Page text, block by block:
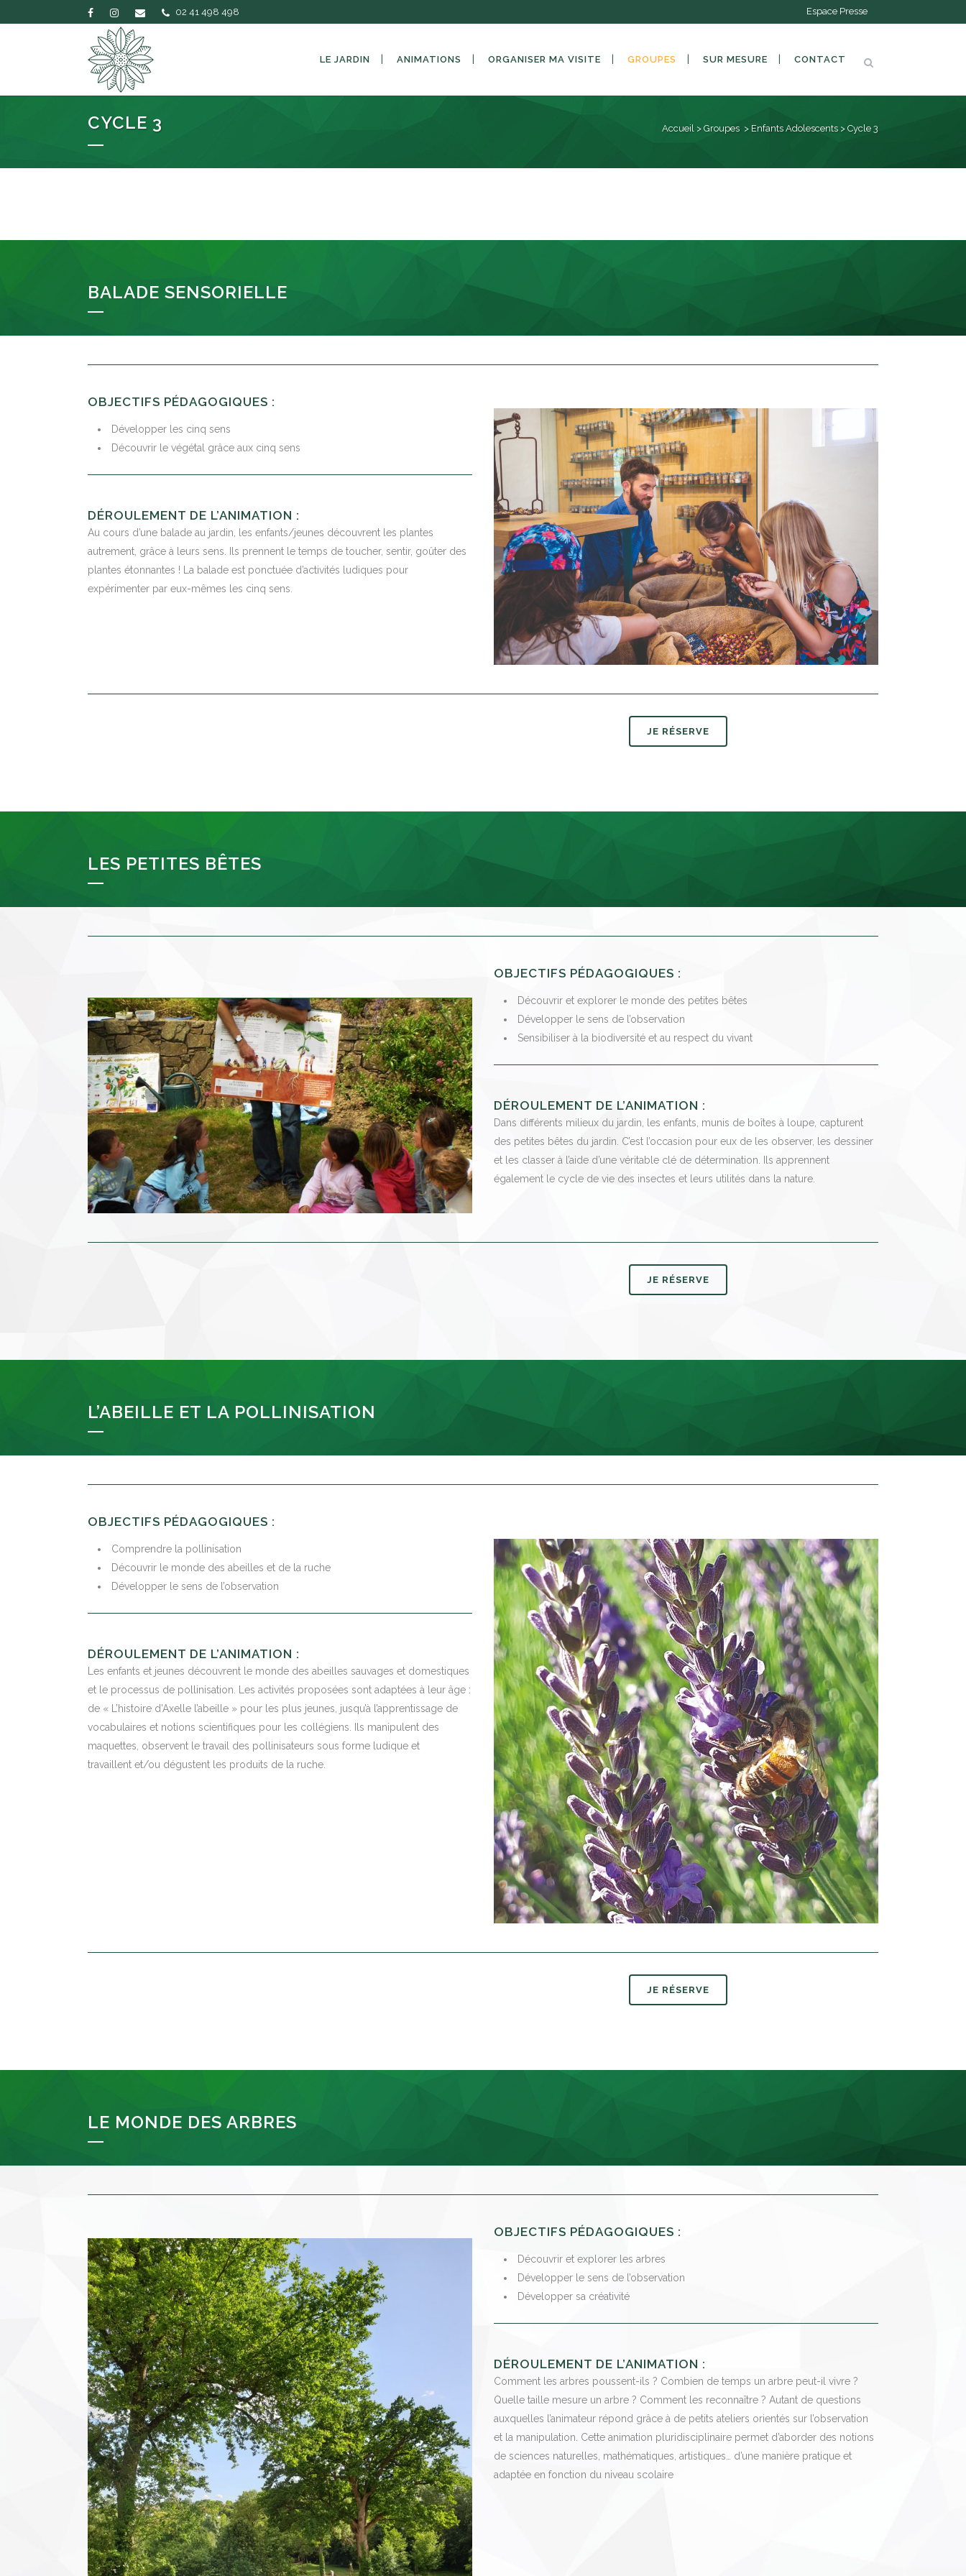
02 41 498 498 Espace Presse
LE JARDIN ANIMATIONS ORGANISER MA VISITE GROUPES SUR MESURE CONTACT
CYCLE 3 Accueil > Groupes > Enfants Adolescents > Cycle 3
BALADE SENSORIELLE
OBJECTIFS PÉDAGOGIQUES :
Développer les cinq sens
Découvrir le végétal grâce aux cinq sens
DÉROULEMENT DE L’ANIMATION :
Au cours d’une balade au jardin, les enfants/jeunes découvrent les plantes
autrement, grâce à leurs sens. Ils prennent le temps de toucher, sentir, goûter des
plantes étonnantes ! La balade est ponctuée d’activités ludiques pour
expérimenter par eux-mêmes les cinq sens.
JE RÉSERVE
LES PETITES BÊTES
OBJECTIFS PÉDAGOGIQUES :
Découvrir et explorer le monde des petites bêtes
Développer le sens de l’observation
Sensibiliser à la biodiversité et au respect du vivant
DÉROULEMENT DE L’ANIMATION :
Dans différents milieux du jardin, les enfants, munis de boîtes à loupe, capturent
des petites bêtes du jardin. C’est l’occasion pour eux de les observer, les dessiner
et les classer à l’aide d’une véritable clé de détermination. Ils apprennent
également le cycle de vie des insectes et leurs utilités dans la nature.
JE RÉSERVE
L’ABEILLE ET LA POLLINISATION
OBJECTIFS PÉDAGOGIQUES :
Comprendre la pollinisation
Découvrir le monde des abeilles et de la ruche
Développer le sens de l’observation
DÉROULEMENT DE L’ANIMATION :
Les enfants et jeunes découvrent le monde des abeilles sauvages et domestiques
et le processus de pollinisation. Les activités proposées sont adaptées à leur âge :
de « L’histoire d’Axelle l’abeille » pour les plus jeunes, jusqu’à l’apprentissage de
vocabulaires et notions scientifiques pour les collégiens. Ils manipulent des
maquettes, observent le travail des pollinisateurs sous forme ludique et
travaillent et/ou dégustent les produits de la ruche.
JE RÉSERVE
LE MONDE DES ARBRES
OBJECTIFS PÉDAGOGIQUES :
Découvrir et explorer les arbres
Développer le sens de l’observation
Développer sa créativité
DÉROULEMENT DE L’ANIMATION :
Comment les arbres poussent-ils ? Combien de temps un arbre peut-il vivre ?
Quelle taille mesure un arbre ? Comment les reconnaître ? Autant de questions
auxquelles l’animateur répond grâce à de petits ateliers orientés sur l’observation
et la manipulation. Cette animation pluridisciplinaire permet d’aborder des notions
de sciences naturelles, mathématiques, artistiques… d’une manière pratique et
adaptée en fonction du niveau scolaire